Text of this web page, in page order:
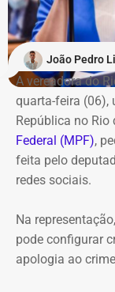
juiz federal e não
estudar em
eleição“.
Leblon, com a
equipamentos. A
Executivo
chegaria a R$
A operação
da Secretaria
Instituto
Guarda
da Secretaria de
Militar, Light e
João Pedro
A vereadora do
quarta-feira (06),
República no Rio
Federal (MPF),
feita pelo
redes sociais.
Na
pode configurar
apologia ao